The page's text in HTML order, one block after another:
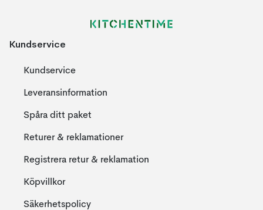
Kundservice
Kundservice
Leveransinformation
Spåra ditt paket
Returer & reklamationer
Registrera retur & reklamation
Köpvillkor
Säkerhetspolicy